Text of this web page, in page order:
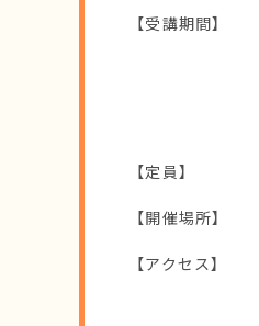
【受講期間】
【定員】
【開催場所】
【アクセス】